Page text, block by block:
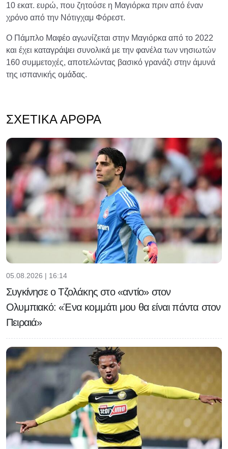
10 εκατ. ευρώ, που ζητούσε η Μαγιόρκα πριν από έναν
χρόνο από την Νότιγχαμ Φόρεστ.
Ο Πάμπλο Μαφέο αγωνίζεται στην Μαγιόρκα από το 2022
και έχει καταγράψει συνολικά με την φανέλα των νησιωτών
160 συμμετοχές, αποτελώντας βασικό γρανάζι στην άμυνά
της ισπανικής ομάδας.
ΣΧΕΤΙΚΆ ΆΡΘΡΑ
05.08.2026 | 16:14
Συγκίνησε ο Τζολάκης στο «αντίο» στον
Ολυμπιακό: «Ένα κομμάτι μου θα είναι πάντα στον
Πειραιά»